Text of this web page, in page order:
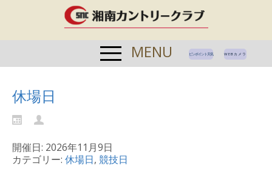
ピンポイント天気 WEBカメラ
MENU
休場日
開催日: 2026年11月9日
カテゴリー: 休場日, 競技日